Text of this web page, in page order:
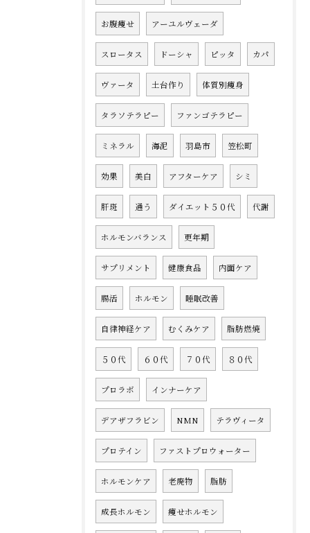
お腹痩せ アーユルヴェーダ
スロータス ドーシャ ピッタ カパ
ヴァータ 土台作り 体質別痩身
タラソテラピー ファンゴテラピー
ミネラル 海泥 羽島市 笠松町
効果 美白 アフターケア シミ
肝斑 通う ダイエット５０代 代謝
ホルモンバランス 更年期
サプリメント 健康食品 内面ケア
腸活 ホルモン 睡眠改善
自律神経ケア むくみケア 脂肪燃焼
５０代 ６０代 ７０代 ８０代
プロラボ インナーケア
デアザフラビン NMN テラヴィータ
プロテイン ファストプロウォーター
ホルモンケア 老廃物 脂肪
成長ホルモン 痩せホルモン